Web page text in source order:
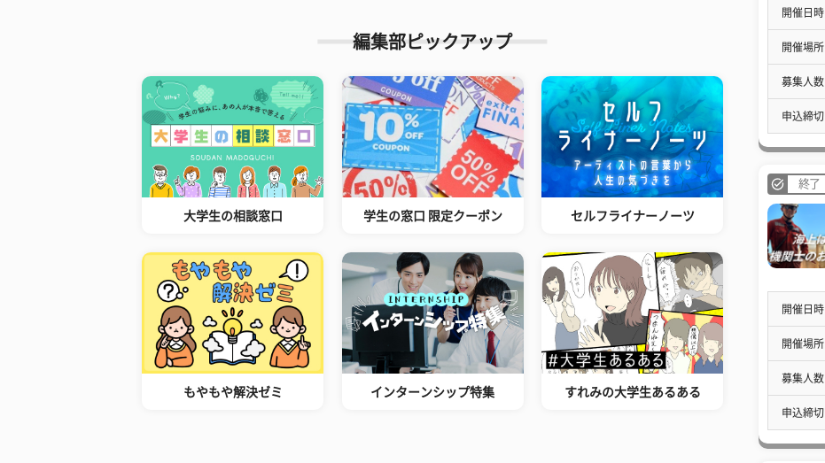
編集部ピックアップ
大学生の相談窓口 学生の窓口 限定クーポン セルフライナーノーツ
もやもや解決ゼミ インターンシップ特集 すれみの大学生あるある
開催日時
開催場所
募集人数
申込締切
終了
開催日時
開催場所
募集人数
申込締切